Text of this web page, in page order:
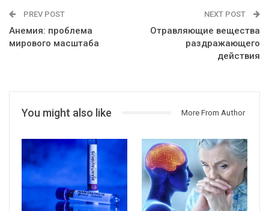
PREV POST
Анемия: проблема
мирового масштаба
NEXT POST
Отравляющие вещества
раздражающего
действия
You might also like More From Author